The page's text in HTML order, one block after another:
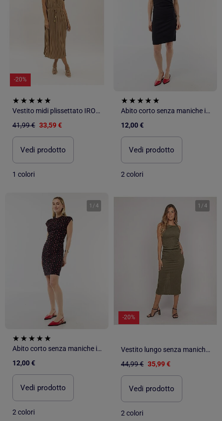
-20%
Vestito midi plissettato IROVE
41,99 € 33,59 €
Vedi prodotto
1 colori
Abito corto senza maniche in tessuto a costine
12,00 €
Vedi prodotto
2 colori
1 /4
Abito corto senza maniche in tessuto a costine
12,00 €
Vedi prodotto
2 colori
1 /4
-20%
Vestito lungo senza maniche texturizzato IZAK
44,99 € 35,99 €
Vedi prodotto
2 colori